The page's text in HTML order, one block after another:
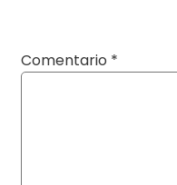
Comentario *